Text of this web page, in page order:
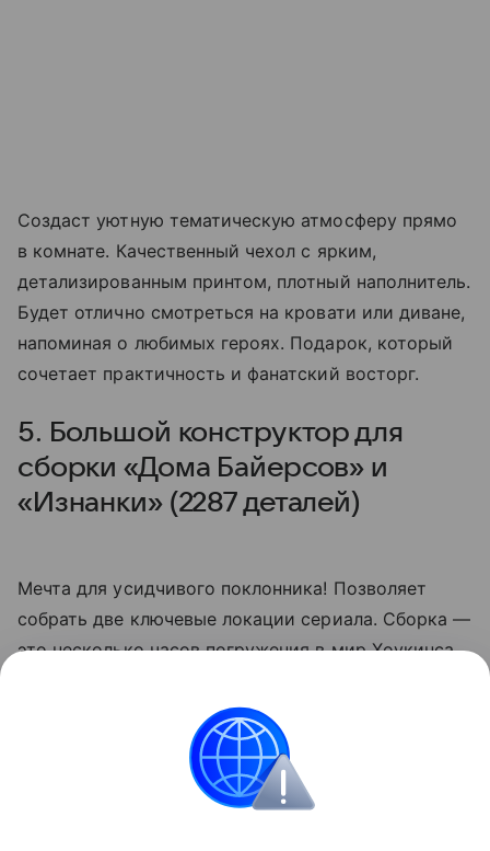
Создаст уютную тематическую атмосферу прямо
в комнате. Качественный чехол с ярким,
детализированным принтом, плотный наполнитель.
Будет отлично смотреться на кровати или диване,
напоминая о любимых героях. Подарок, который
сочетает практичность и фанатский восторг.
5. Большой конструктор для
сборки «Дома Байерсов» и
«Изнанки» (2287 деталей)
Мечта для усидчивого поклонника! Позволяет
собрать две ключевые локации сериала. Сборка —
это несколько часов погружения в мир Хоукинса.
мышление. Идеальный подарок для подростка или
взрослого коллекционера, который хочет
воссоздать вселенную ОСД своими руками.
Самый масштабный и впечатляющий вариант в